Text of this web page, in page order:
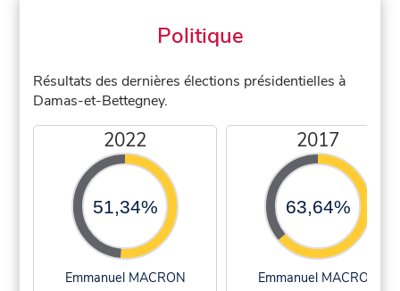
Politique
Résultats des dernières élections présidentielles à
Damas-et-Bettegney.
2022
51,34%
Emmanuel MACRON
2017
63,64%
Emmanuel MACRON